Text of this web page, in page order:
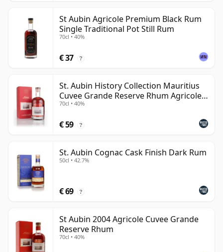
St Aubin Agricole Premium Black Rum
Single Traditional Pot Still Rum
70cl • 40%
€ 37 ?
St. Aubin History Collection Mauritius
Cuvee Grande Reserve Rhum Agricole
Rum
70cl • 40%
€ 59 ?
St. Aubin Cognac Cask Finish Dark Rum
50cl • 42.7%
€ 69 ?
St Aubin 2004 Agricole Cuvee Grande
Reserve Rhum
70cl • 40%